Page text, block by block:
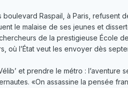
boulevard Raspail, à Paris, refusent
le malaise de ses jeunes et
de la prestigieuse École
où l’État veut les envoyer dès
et prendre le métro :
«On assassine la pensée